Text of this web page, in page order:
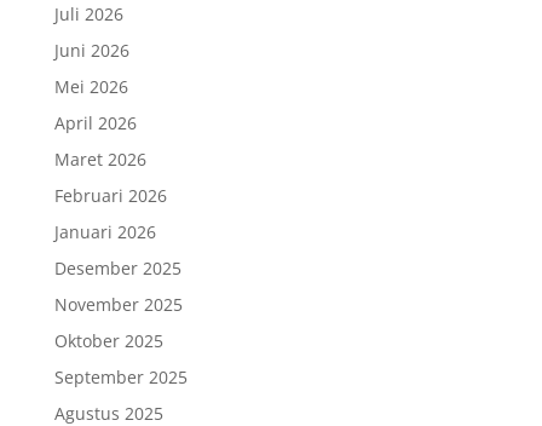
Juli 2026
Juni 2026
Mei 2026
April 2026
Maret 2026
Februari 2026
Januari 2026
Desember 2025
November 2025
Oktober 2025
September 2025
Agustus 2025